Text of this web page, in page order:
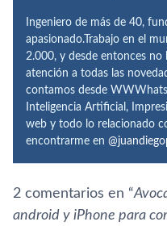
Ingeniero de más de 40,
apasionado.Trabajo en el
2.000, y desde entonces
atención a todas las
contamos desde
Inteligencia Artificial,
web y todo lo relacionado
encontrarme en
2 comentarios en “
android y iPhone para